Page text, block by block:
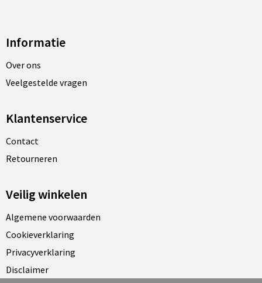
Informatie
Over ons
Veelgestelde vragen
Klantenservice
Contact
Retourneren
Veilig winkelen
Algemene voorwaarden
Cookieverklaring
Privacyverklaring
Disclaimer